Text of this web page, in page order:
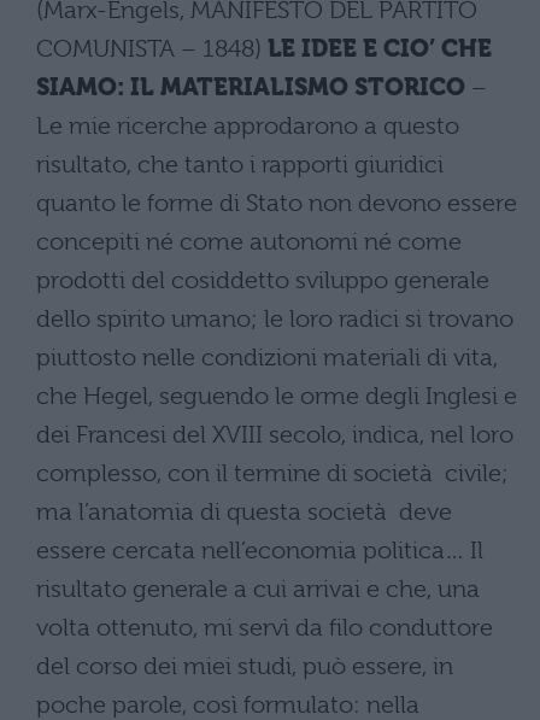
(Marx-Engels, MANIFESTO DEL PARTITO
COMUNISTA – 1848) LE IDEE E CIO’ CHE
SIAMO: IL MATERIALISMO STORICO –
Le mie ricerche approdarono a questo
risultato, che tanto i rapporti giuridici
quanto le forme di Stato non devono essere
concepiti né come autonomi né come
prodotti del cosiddetto sviluppo generale
dello spirito umano; le loro radici si trovano
piuttosto nelle condizioni materiali di vita,
che Hegel, seguendo le orme degli Inglesi e
dei Francesi del XVIII secolo, indica, nel loro
complesso, con il termine di società civile;
ma l’anatomia di questa società deve
essere cercata nell’economia politica… Il
risultato generale a cui arrivai e che, una
volta ottenuto, mi servì da filo conduttore
del corso dei miei studi, può essere, in
poche parole, così formulato: nella